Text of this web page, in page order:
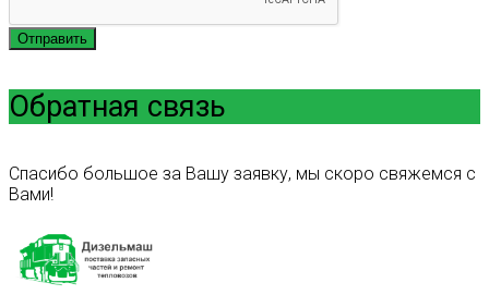
Отправить
Обратная связь
Спасибо большое за Вашу заявку, мы скоро свяжемся с
Вами!